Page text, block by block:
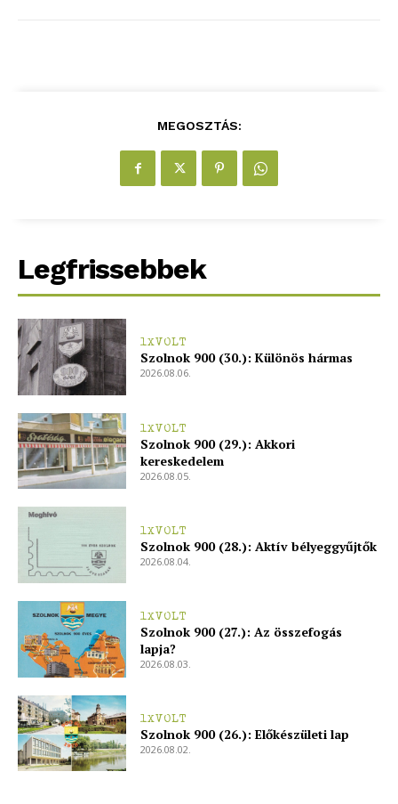
ELŐFIZETÉS
Hasznos
bSZ fiók
Előfizetés
Kapcsolat
Adatkezelési tájékoztató
Hirdetés
MEGOSZTÁS:
Legfrissebbek
1XVOLT
Szolnok 900 (30.): Különös hármas
2026.08.06.
1XVOLT
Szolnok 900 (29.): Akkori
kereskedelem
2026.08.05.
1XVOLT
Szolnok 900 (28.): Aktív bélyeggyűjtők
2026.08.04.
1XVOLT
Szolnok 900 (27.): Az összefogás
lapja?
2026.08.03.
1XVOLT
Szolnok 900 (26.): Előkészületi lap
2026.08.02.